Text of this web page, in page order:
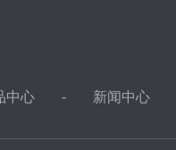
中心 新闻中心